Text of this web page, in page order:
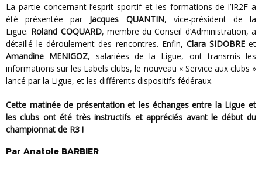
La partie concernant l’esprit sportif et les formations de l’IR2F a
été présentée par Jacques QUANTIN, vice-président de la
Ligue. Roland COQUARD, membre du Conseil d’Administration, a
détaillé le déroulement des rencontres. Enfin, Clara SIDOBREet
Amandine MENIGOZ, salariées de la Ligue, ont transmis les
informations sur les Labels clubs, le nouveau « Service aux clubs »
lancé par la Ligue, et les différents dispositifs fédéraux.
Cette matinée de présentation et les échanges entre la Ligue et
les clubs ont été très instructifs et appréciés avant le début du
championnat de R3 !
Par Anatole BARBIER